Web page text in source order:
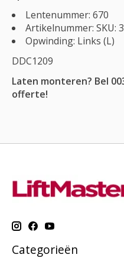
Lentenummer: 670
Artikelnummer: SKU:
Opwinding: Links (L)
DDC1209
Laten monteren? Bel
offerte!
Categorieën